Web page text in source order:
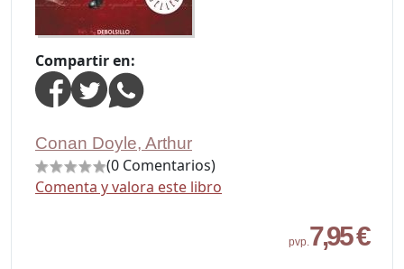
Compartir en:
Conan Doyle, Arthur
(0 Comentarios)
Comenta y valora este libro
pvp.7,95 €